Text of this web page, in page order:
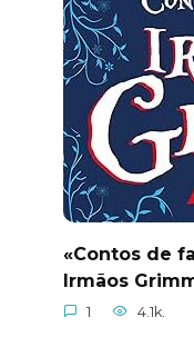
«Contos de
Irmãos
1 4.1k.